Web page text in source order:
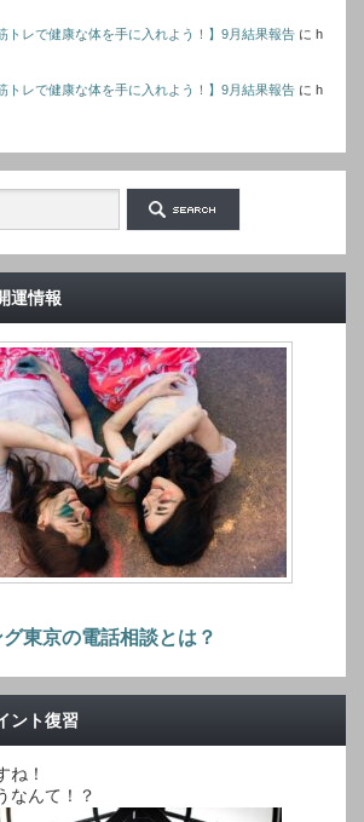
トレで健康な体を手に入れよう！】9月結果報告 に h
トレで健康な体を手に入れよう！】9月結果報告 に h
運情報
東京の電話相談とは？
ント復習
ね！
なんて！？